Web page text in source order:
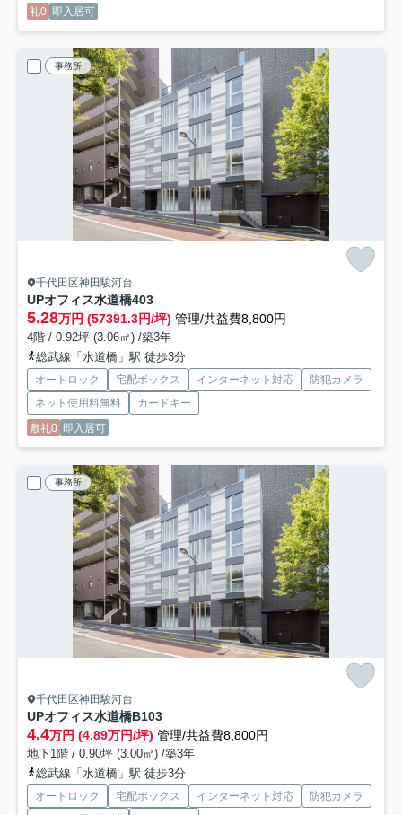
礼0 即入居可
事務所
千代田区神田駿河台
UPオフィス水道橋403
5.28万円 (57391.3円/坪) 管理/共益費8,800円
4階 / 0.92坪 (3.06㎡) /築3年
総武線「水道橋」駅 徒歩3分
オートロック 宅配ボックス インターネット対応
防犯カメラ
ネット使用料無料
カードキー
敷礼0 即入居可
事務所
千代田区神田駿河台
UPオフィス水道橋B103
4.4万円 (4.89万円/坪) 管理/共益費8,800円
地下1階 / 0.90坪 (3.00㎡) /築3年
総武線「水道橋」駅 徒歩3分
オートロック 宅配ボックス インターネット対応
防犯カメラ